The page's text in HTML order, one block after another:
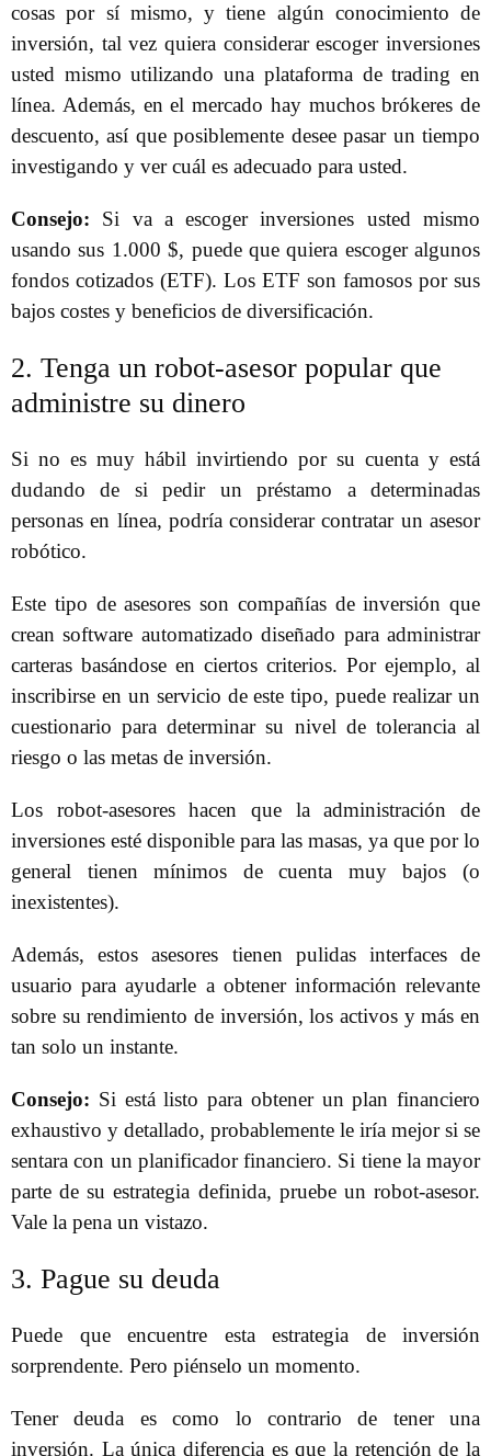
cosas por sí mismo, y tiene algún conocimiento de
inversión, tal vez quiera considerar escoger inversiones
usted mismo utilizando una plataforma de trading en
línea. Además, en el mercado hay muchos brókeres de
descuento, así que posiblemente desee pasar un tiempo
investigando y ver cuál es adecuado para usted.
Consejo: Si va a escoger inversiones usted mismo
usando sus 1.000 $, puede que quiera escoger algunos
fondos cotizados (ETF). Los ETF son famosos por sus
bajos costes y beneficios de diversificación.
2. Tenga un robot-asesor popular que
administre su dinero
Si no es muy hábil invirtiendo por su cuenta y está
dudando de si pedir un préstamo a determinadas
personas en línea, podría considerar contratar un asesor
robótico.
Este tipo de asesores son compañías de inversión que
crean software automatizado diseñado para administrar
carteras basándose en ciertos criterios. Por ejemplo, al
inscribirse en un servicio de este tipo, puede realizar un
cuestionario para determinar su nivel de tolerancia al
riesgo o las metas de inversión.
Los robot-asesores hacen que la administración de
inversiones esté disponible para las masas, ya que por lo
general tienen mínimos de cuenta muy bajos (o
inexistentes).
Además, estos asesores tienen pulidas interfaces de
usuario para ayudarle a obtener información relevante
sobre su rendimiento de inversión, los activos y más en
tan solo un instante.
Consejo: Si está listo para obtener un plan financiero
exhaustivo y detallado, probablemente le iría mejor si se
sentara con un planificador financiero. Si tiene la mayor
parte de su estrategia definida, pruebe un robot-asesor.
Vale la pena un vistazo.
3. Pague su deuda
Puede que encuentre esta estrategia de inversión
sorprendente. Pero piénselo un momento.
Tener deuda es como lo contrario de tener una
inversión. La única diferencia es que la retención de la